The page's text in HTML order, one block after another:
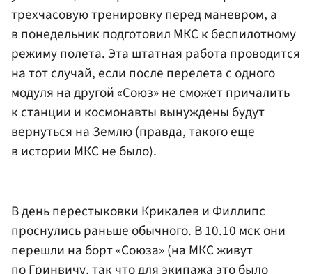
трехчасовую тренировку перед маневром, а
в понедельник подготовил МКС к беспилотному
режиму полета. Эта штатная работа проводится
на тот случай, если после перелета с одного
модуля на другой «Союз» не сможет причалить
к станции и космонавты вынуждены будут
вернуться на Землю (правда, такого еще
в истории МКС не было).
В день перестыковки Крикалев и Филлипс
проснулись раньше обычного. В 10.10 мск они
перешли на борт «Союза» (на МКС живут
по Гринвичу, так что для экипажа это было